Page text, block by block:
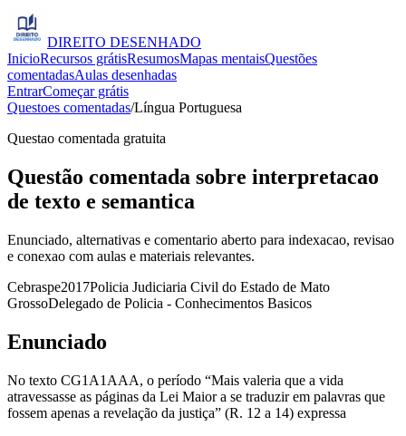
DIREITO DESENHADO
InicioRecursos grátisResumosMapas mentaisQuestões
comentadasAulas desenhadas
EntrarComeçar grátis
Questoes comentadas/Língua Portuguesa
Questao comentada gratuita
Questão comentada sobre interpretacao
de texto e semantica
Enunciado, alternativas e comentario aberto para indexacao, revisao
e conexao com aulas e materiais relevantes.
Cebraspe2017Policia Judiciaria Civil do Estado de Mato
GrossoDelegado de Policia - Conhecimentos Basicos
Enunciado
No texto CG1A1AAA, o período “Mais valeria que a vida
atravessasse as páginas da Lei Maior a se traduzir em palavras que
fossem apenas a revelação da justiça” (R. 12 a 14) expressa